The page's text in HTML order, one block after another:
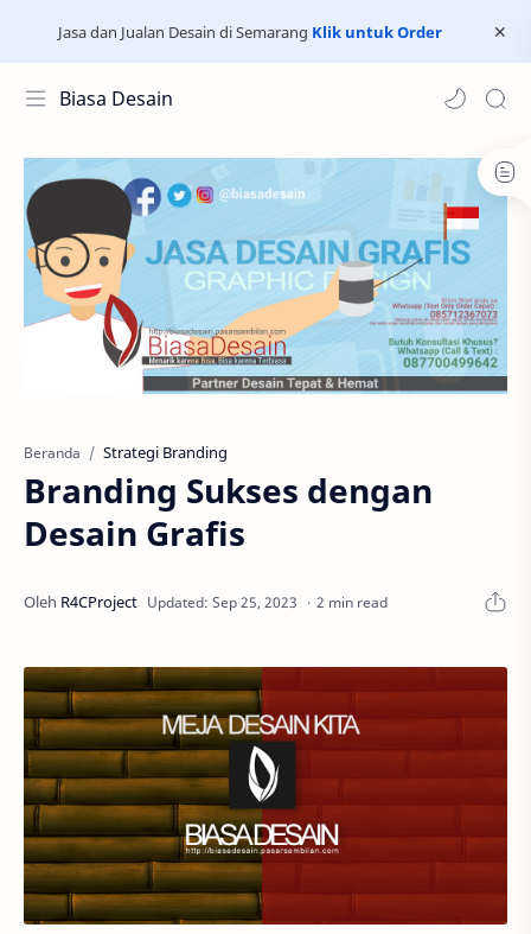
Jasa dan Jualan Desain di Semarang Klik untuk Order
Biasa Desain
Beranda Strategi Branding
Branding Sukses dengan
Desain Grafis
2 min read